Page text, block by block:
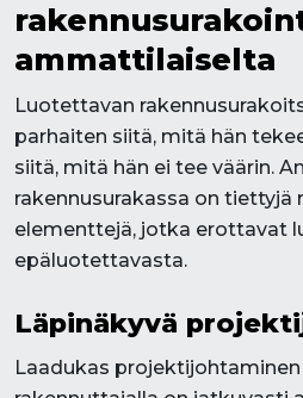
ammattilaiselta
Luotettavan
parhaiten siitä, mitä hän
siitä, mitä hän ei tee väärin.
rakennusurakassa on tiettyjä
elementtejä, jotka erottavat
epäluotettavasta.
Läpinäkyvä
Laadukas